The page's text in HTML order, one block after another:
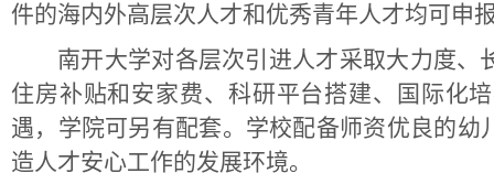
件的海内外高层次人才和优秀青年人才均可申
南开大学对各层次引进人才采取大力度
住房补贴和安家费、科研平台搭建、国际化
遇，学院可另有配套。学校配备师资优良的
造人才安心工作的发展环境。